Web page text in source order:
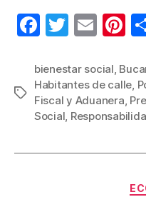
F
c
e
b
o
T
tt
er
E
ail
Pi
er
e
st
Etiquetas
bienestar social,
Habitantes de calle,
Fiscal y Aduanera,
Social,